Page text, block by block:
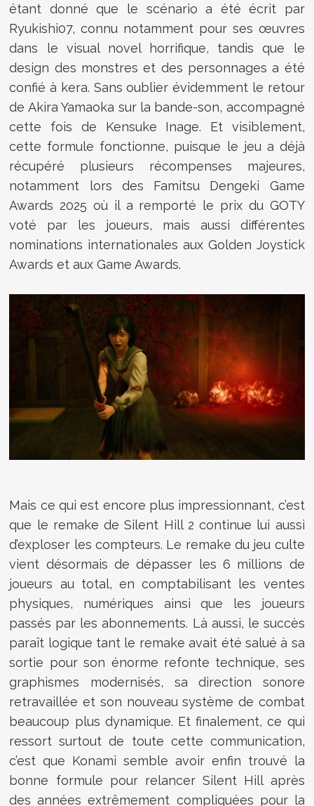
étant donné que le scénario a été écrit par
Ryukishi07, connu notamment pour ses œuvres
dans le visual novel horrifique, tandis que le
design des monstres et des personnages a été
confié à kera. Sans oublier évidemment le retour
de Akira Yamaoka sur la bande-son, accompagné
cette fois de Kensuke Inage. Et visiblement,
cette formule fonctionne, puisque le jeu a déjà
récupéré plusieurs récompenses majeures,
notamment lors des Famitsu Dengeki Game
Awards 2025 où il a remporté le prix du GOTY
voté par les joueurs, mais aussi différentes
nominations internationales aux Golden Joystick
Awards et aux Game Awards.
Mais ce qui est encore plus impressionnant, c’est
que le remake deSilent Hill 2 continue lui aussi
d’exploser les compteurs. Le remake du jeu culte
vient désormais de dépasser les 6 millions de
joueurs au total, en comptabilisant les ventes
physiques, numériques ainsi que les joueurs
passés par les abonnements. Là aussi, le succès
paraît logique tant le remake avait été salué à sa
sortie pour son énorme refonte technique, ses
graphismes modernisés, sa direction sonore
retravaillée et son nouveau système de combat
beaucoup plus dynamique. Et finalement, ce qui
ressort surtout de toute cette communication,
c’est que Konami semble avoir enfin trouvé la
bonne formule pour relancer Silent Hill après
des années extrêmement compliquées pour la